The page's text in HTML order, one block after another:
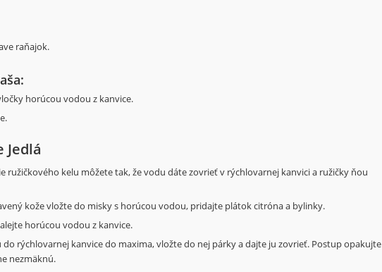
raňajok.
horúcou vodou z kanvice.
Jedlá
ružičkového kelu môžete tak, že vodu dáte zovrieť v rýchlovarnej kanvici a ružičky ňou
kože vložte do misky s horúcou vodou, pridajte plátok citróna a bylinky.
horúcou vodou z kanvice.
do rýchlovarnej kanvice do maxima, vložte do nej párky a dajte ju zovrieť. Postup opakujte
nezmäknú.